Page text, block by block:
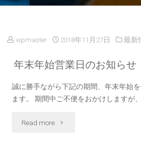
ー
wpmaster 2018年11月27日 最新
年末年始営業日のお知らせ
誠に勝手ながら下記の期間、年末年始
ます。 期間中ご不便をおかけしますが、
Read more "年